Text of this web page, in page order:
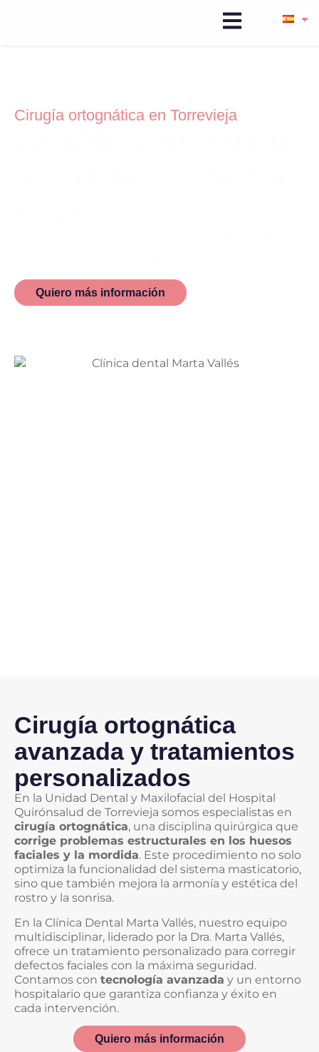
Cirugía ortognática en Torrevieja
Quiero más información
Cirugía ortognática
avanzada y tratamientos
personalizados
En la Unidad Dental y Maxilofacial del Hospital
Quirónsalud de Torrevieja somos especialistas en
cirugía ortognática, una disciplina quirúrgica que
corrige problemas estructurales en los huesos
faciales y la mordida. Este procedimiento no solo
optimiza la funcionalidad del sistema masticatorio,
sino que también mejora la armonía y estética del
rostro y la sonrisa.
En la Clínica Dental Marta Vallés, nuestro equipo
multidisciplinar, liderado por la Dra. Marta Vallés,
ofrece un tratamiento personalizado para corregir
defectos faciales con la máxima seguridad.
Contamos con tecnología avanzada y un entorno
hospitalario que garantiza confianza y éxito en
cada intervención.
Quiero más información